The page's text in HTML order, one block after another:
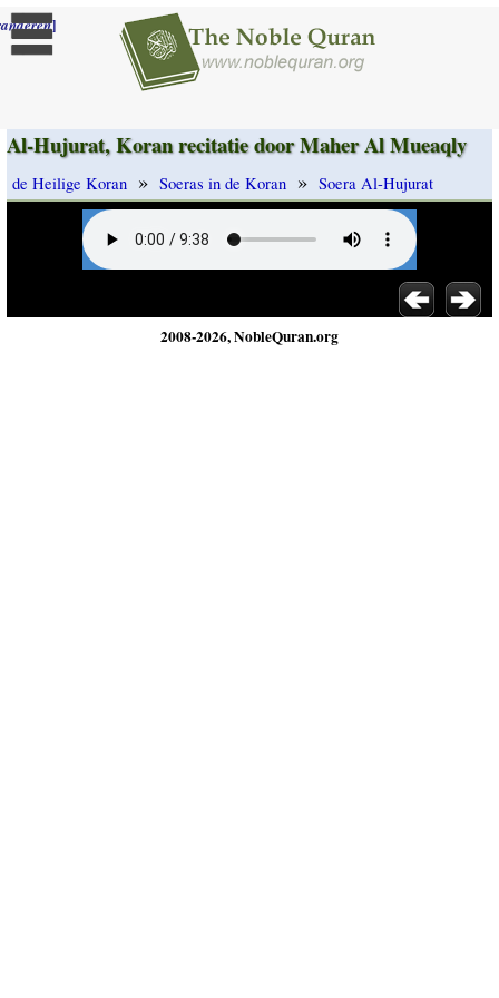
]
Al-Hujurat, Koran recitatie door Maher Al Mueaqly
de Heilige Koran » Soeras in de Koran » Soera Al-Hujurat
2008-2026, NobleQuran.org